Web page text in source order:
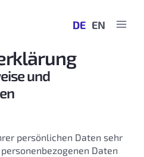
DE EN
und
persönlichen Daten sehr
Daten